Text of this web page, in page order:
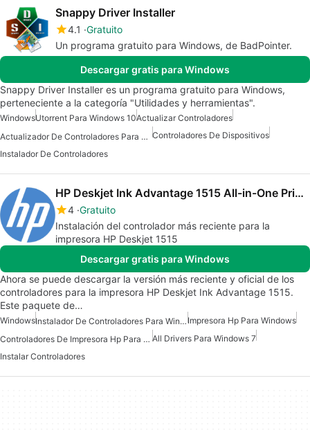
Snappy Driver Installer
4.1 Gratuito
Un programa gratuito para Windows, de BadPointer.
Descargar gratis para Windows
Snappy Driver Installer es un programa gratuito para Windows,
perteneciente a la categoría "Utilidades y herramientas".
WindowsUtorrent Para Windows 10Actualizar Controladores
Actualizador De Controladores Para Windows Controladores De Dispositivos
Instalador De Controladores
HP Deskjet Ink Advantage 1515 All-in-One Printer drivers
4 Gratuito
Instalación del controlador más reciente para la
impresora HP Deskjet 1515
Descargar gratis para Windows
Ahora se puede descargar la versión más reciente y oficial de los
controladores para la impresora HP Deskjet Ink Advantage 1515.
Este paquete de…
Windows Instalador De Controladores Para Windows 7 Impresora Hp Para Windows
Controladores De Impresora Hp Para Windows All Drivers Para Windows 7
Instalar Controladores